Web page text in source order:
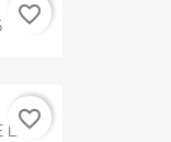
favorite_border
LA...
favorite_border